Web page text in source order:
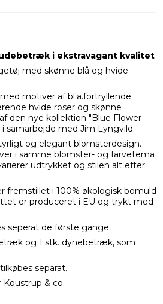
i ekstravagant kvalitet
med skønne blå og hvide
motiver af bl.a.fortryllende
hvide roser og skønne
den nye kollektion "Blue Flower
samarbejde med Jim Lyngvild.
og elegant blomsterdesign.
i samme blomster- og farvetema
udtrykket og stilen alt efter
fremstillet i 100% økologisk bomuld
er produceret i EU og trykt med
seperat de første gange.
og 1 stk. dynebetræk, som
separat.
& co.